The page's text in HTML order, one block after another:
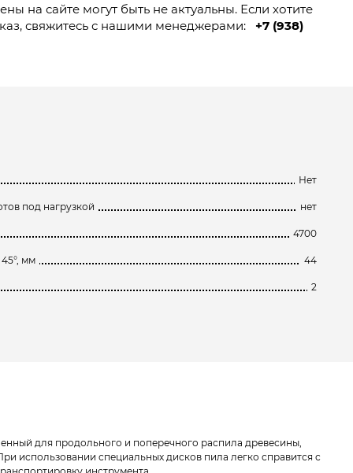
на сайте могут быть не актуальны. Если хотите
свяжитесь с нашими менеджерами:
+7 (938)
Нет
под нагрузкой нет
4700
мм 44
2
для продольного и поперечного распила древесины,
использовании специальных дисков пила легко справится с